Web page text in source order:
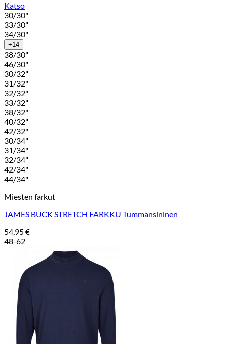
Katso
30/30"
33/30"
34/30"
+14
38/30"
46/30"
30/32"
31/32"
32/32"
33/32"
38/32"
40/32"
42/32"
30/34"
31/34"
32/34"
42/34"
44/34"
Miesten farkut
JAMES BUCK STRETCH FARKKU Tummansininen
54,95€
48-62